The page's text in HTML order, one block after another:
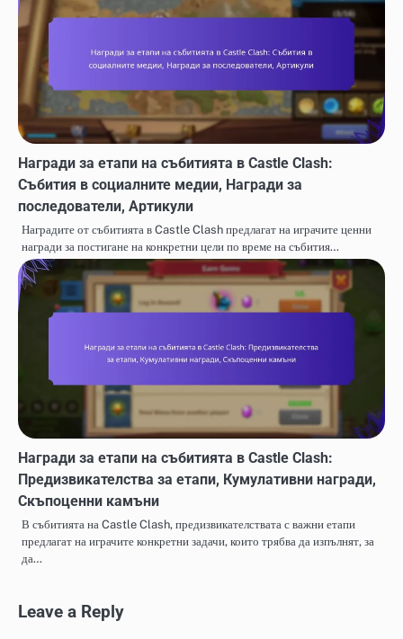
Награди за етапи на събитията в Castle Clash:
Събития в социалните медии, Награди за
последователи, Артикули
Наградите от събитията в Castle Clash предлагат на играчите ценни
награди за постигане на конкретни цели по време на събития…
Награди за етапи на събитията в Castle Clash:
Предизвикателства за етапи, Кумулативни награди,
Скъпоценни камъни
В събитията на Castle Clash, предизвикателствата с важни етапи
предлагат на играчите конкретни задачи, които трябва да изпълнят, за
да…
Leave a Reply